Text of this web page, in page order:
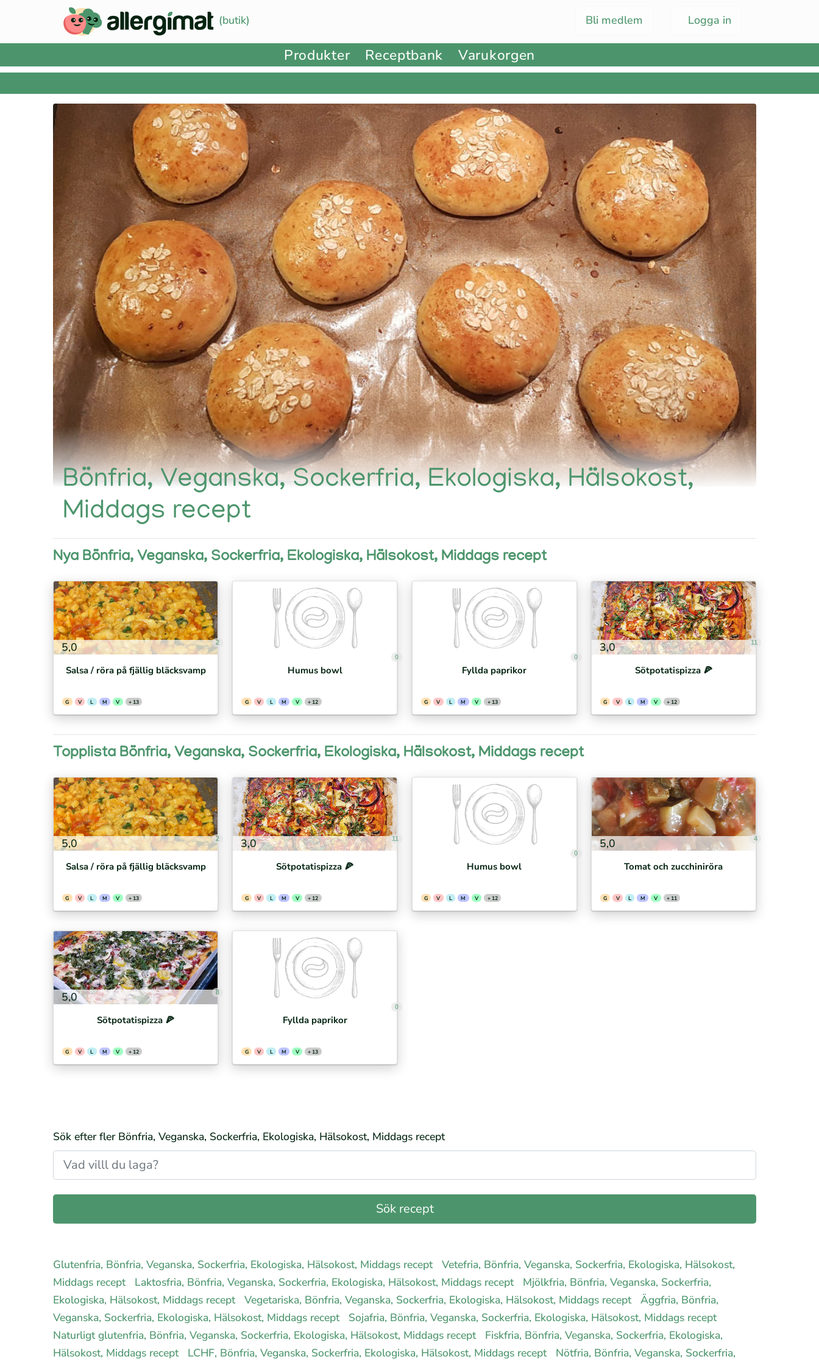
(butik) Logga in
Bli medlem
Produkter Receptbank Varukorgen
Bönfria, Veganska, Sockerfria, Ekologiska, Hälsokost,
Middags recept
Nya Bönfria, Veganska, Sockerfria, Ekologiska, Hälsokost, Middags recept
5,0 2
Salsa / röra på fjällig bläcksvamp
G V L M V + 13
0
Humus bowl
G V L M V + 12
0
Fyllda paprikor
G V L M V + 13
3,0 11
Sötpotatispizza 🍕⁣
G V L M V + 12
Topplista Bönfria, Veganska, Sockerfria, Ekologiska, Hälsokost, Middags recept
5,0 2
Salsa / röra på fjällig bläcksvamp
G V L M V + 13
3,0 11
Sötpotatispizza 🍕⁣
G V L M V + 12
0
Humus bowl
G V L M V + 12
5,0 4
Tomat och zucchiniröra
G V L M V + 11
5,0 8
Sötpotatispizza 🍕⁣
G V L M V + 12
0
Fyllda paprikor
G V L M V + 13
Sök efter fler Bönfria, Veganska, Sockerfria, Ekologiska, Hälsokost, Middags recept
Glutenfria, Bönfria, Veganska, Sockerfria, Ekologiska, Hälsokost, Middags recept Vetefria, Bönfria, Veganska, Sockerfria, Ekologiska, Hälsokost,
Middags recept
Laktosfria, Bönfria, Veganska, Sockerfria, Ekologiska, Hälsokost, Middags recept
Mjölkfria, Bönfria, Veganska, Sockerfria,
Ekologiska, Hälsokost, Middags recept Vegetariska, Bönfria, Veganska, Sockerfria, Ekologiska, Hälsokost, Middags recept Äggfria, Bönfria,
Veganska, Sockerfria, Ekologiska, Hälsokost, Middags recept
Sojafria, Bönfria, Veganska, Sockerfria, Ekologiska, Hälsokost, Middags recept
Naturligt glutenfria, Bönfria, Veganska, Sockerfria, Ekologiska, Hälsokost, Middags recept
Fiskfria, Bönfria, Veganska, Sockerfria, Ekologiska,
Hälsokost, Middags recept
LCHF, Bönfria, Veganska, Sockerfria, Ekologiska, Hälsokost, Middags recept
Nötfria, Bönfria, Veganska, Sockerfria,